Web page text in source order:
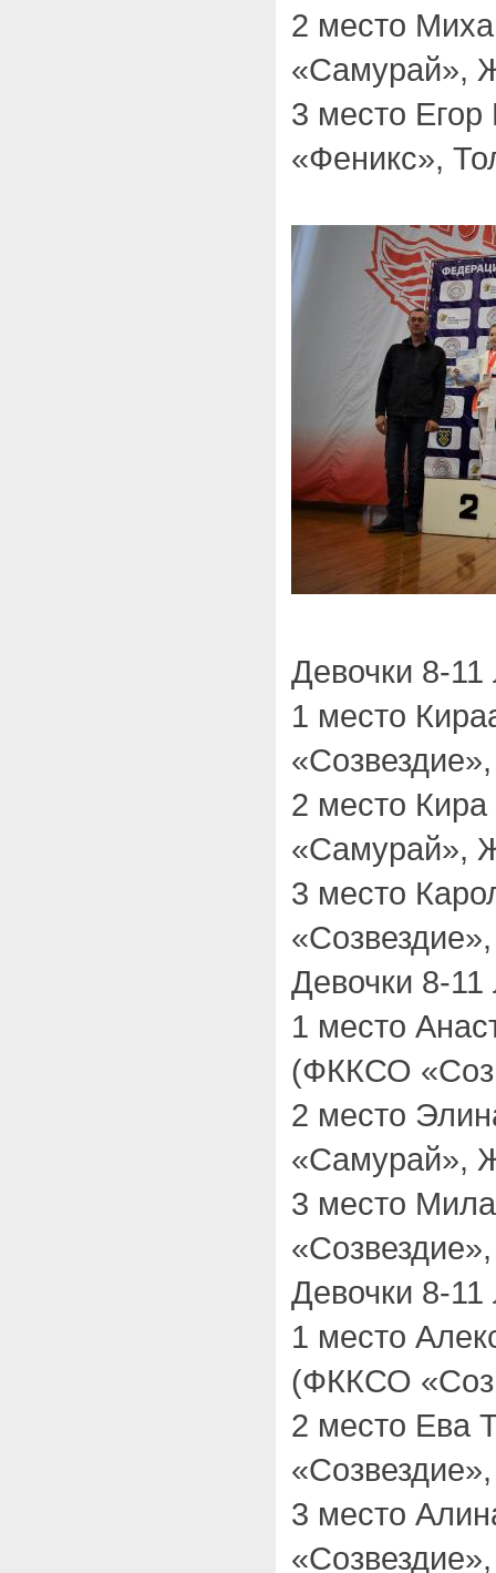
2 место
«Самурай»,
3 место
«Феникс»,
Девочки 8-11
1 место
2 место
«Самурай»,
3 место
Девочки 8-11
1 место
(ФККСО
2 место
«Самурай»,
3 место
Девочки 8-11
1 место
(ФККСО
2 место Ева
3 место